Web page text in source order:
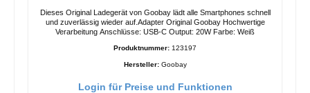
Dieses Original Ladegerät von Goobay lädt alle Smartphones schnell
und zuverlässig wieder auf.Adapter Original Goobay Hochwertige
Verarbeitung Anschlüsse: USB-C Output: 20W Farbe: Weiß
Produktnummer: 123197
Hersteller: Goobay
Login für Preise und Funktionen